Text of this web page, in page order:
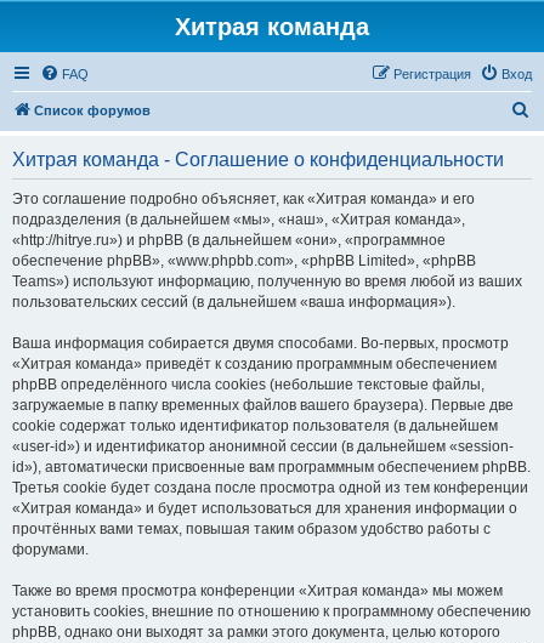
Хитрая команда
FAQ Вход
Регистрация
Список форумов
Хитрая команда - Соглашение о конфиденциальности
Это соглашение подробно объясняет, как «Хитрая команда» и его
подразделения (в дальнейшем «мы», «наш», «Хитрая команда»,
«http://hitrye.ru») и phpBB (в дальнейшем «они», «программное
обеспечение phpBB», «www.phpbb.com», «phpBB Limited», «phpBB
Teams») используют информацию, полученную во время любой из ваших
пользовательских сессий (в дальнейшем «ваша информация»).
Ваша информация собирается двумя способами. Во-первых, просмотр
«Хитрая команда» приведёт к созданию программным обеспечением
phpBB определённого числа cookies (небольшие текстовые файлы,
загружаемые в папку временных файлов вашего браузера). Первые две
cookie содержат только идентификатор пользователя (в дальнейшем
«user-id») и идентификатор анонимной сессии (в дальнейшем «session-
id»), автоматически присвоенные вам программным обеспечением phpBB.
Третья cookie будет создана после просмотра одной из тем конференции
«Хитрая команда» и будет использоваться для хранения информации о
прочтённых вами темах, повышая таким образом удобство работы с
форумами.
Также во время просмотра конференции «Хитрая команда» мы можем
установить cookies, внешние по отношению к программному обеспечению
phpBB, однако они выходят за рамки этого документа, целью которого